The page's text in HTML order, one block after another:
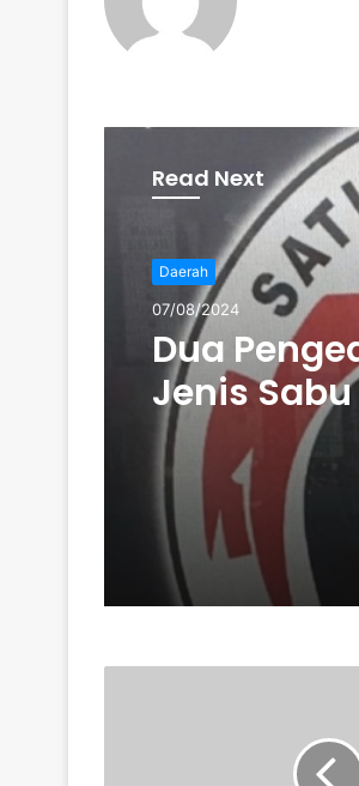
Read Next
Daerah
07/08/2024
Dua
Jenis
Tebo
Amankan